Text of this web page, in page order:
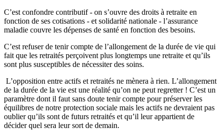
C’est confondre contributif - on s’ouvre des droits à retraite en
fonction de ses cotisations - et solidarité nationale - l’assurance
maladie couvre les dépenses de santé en fonction des besoins.
C’est refuser de tenir compte de l’allongement de la durée de vie qui
fait que les retraités perçoivent plus longtemps une retraite et qu’ils
sont plus susceptibles de nécessiter des soins.
L’opposition entre actifs et retraités ne mènera à rien. L’allongement
de la durée de la vie est une réalité qu’on ne peut regretter ! C’est un
paramètre dont il faut sans doute tenir compte pour préserver les
équilibres de notre protection sociale mais les actifs ne devraient pas
oublier qu’ils sont de futurs retraités et qu’il leur appartient de
décider quel sera leur sort de demain.